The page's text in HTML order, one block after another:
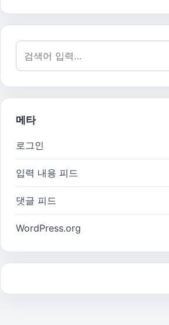
검색어:
메타
로그인
입력 내용 피드
댓글 피드
WordPress.org